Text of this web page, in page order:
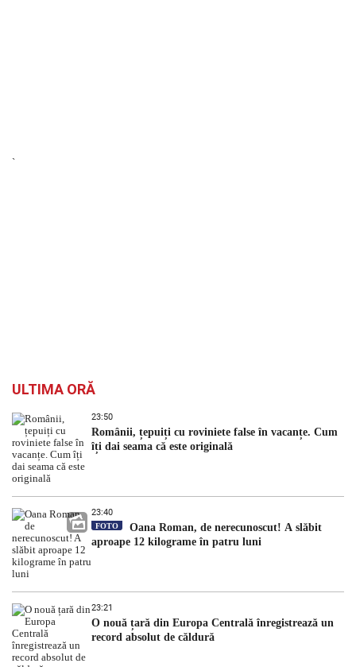
`
ULTIMA ORĂ
23:50
Românii, țepuiți cu roviniete false în vacanțe. Cum
îți dai seama că este originală
23:40
FOTO
Oana Roman, de nerecunoscut! A slăbit
aproape 12 kilograme în patru luni
23:21
O nouă țară din Europa Centrală înregistrează un
record absolut de căldură